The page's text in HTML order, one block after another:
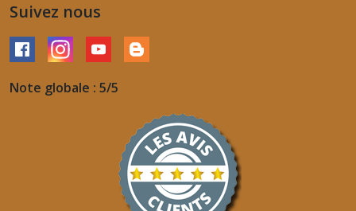
Suivez nous
Note globale : 5/5